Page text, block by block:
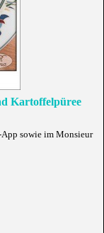
Kartoffelpüree
sowie im Monsieur